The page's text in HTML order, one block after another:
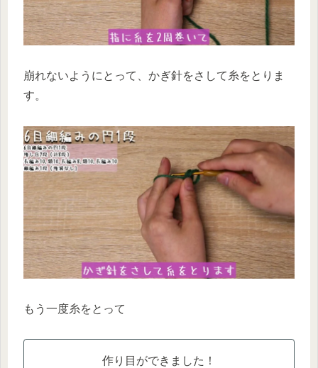
崩れないようにとって、かぎ針をさして糸をとりま
す。
もう一度糸をとって
作り目ができました！